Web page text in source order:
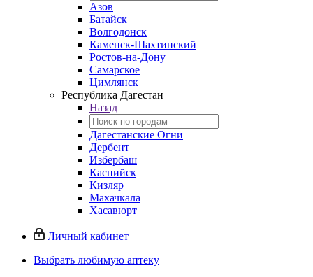
Азов
Батайск
Волгодонск
Каменск-Шахтинский
Ростов-на-Дону
Самарское
Цимлянск
Республика Дагестан
Назад
Дагестанские Огни
Дербент
Избербаш
Каспийск
Кизляр
Махачкала
Хасавюрт
Личный кабинет
Выбрать любимую аптеку